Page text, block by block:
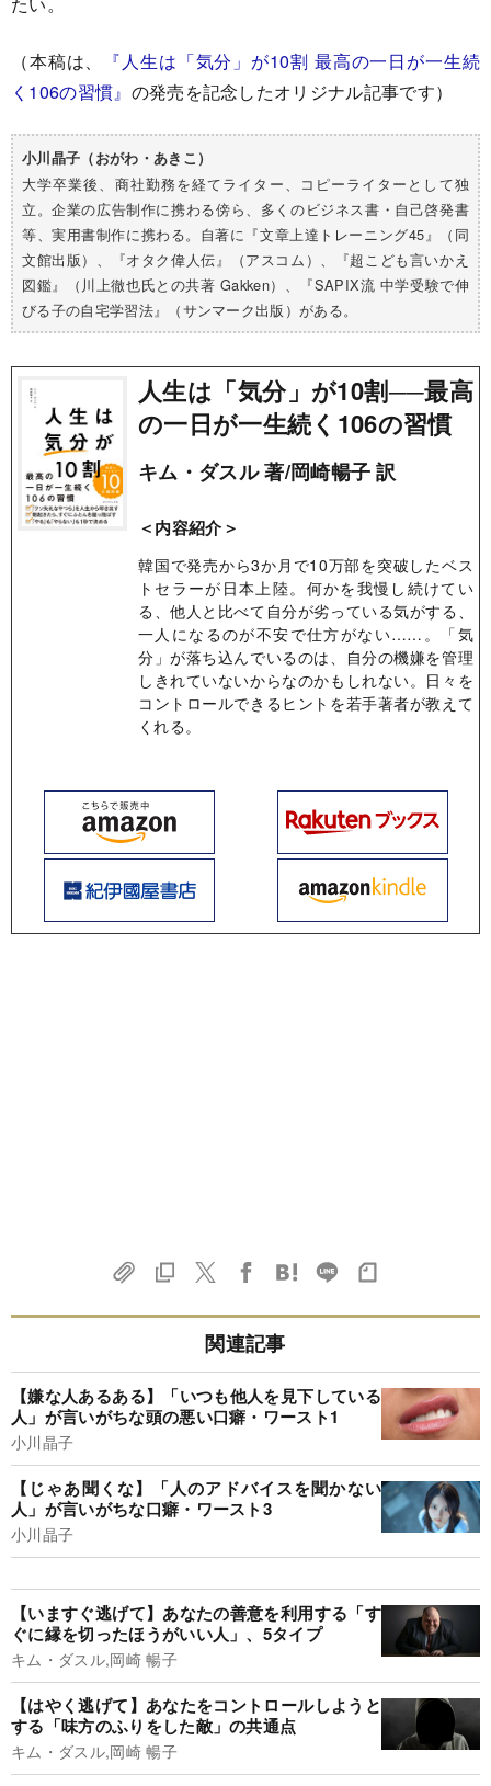
（本稿は、
『人生は「気分」が10割 最高の一日が一生続
く106の習慣』 の発売を記念したオリジナル記事です）
小川晶子（おがわ・あきこ）
大学卒業後、商社勤務を経てライター、コピーライターとして独
立。企業の広告制作に携わる傍ら、多くのビジネス書・自己啓発書
等、実用書制作に携わる。自著に『文章上達トレーニング45』（同
文館出版）、『オタク偉人伝』（アスコム）、『超こども言いかえ
図鑑』（川上徹也氏との共著 Gakken）、『SAPIX流 中学受験で伸
びる子の自宅学習法』（サンマーク出版）がある。
人生は「気分」が10割──最高
の一日が一生続く106の習慣
キム・ダスル 著/岡崎暢子 訳
＜内容紹介＞
韓国で発売から3か月で10万部を突破したベス
トセラーが日本上陸。何かを我慢し続けてい
る、他人と比べて自分が劣っている気がする、
一人になるのが不安で仕方がない……。「気
分」が落ち込んでいるのは、自分の機嫌を管理
しきれていないからなのかもしれない。日々を
コントロールできるヒントを若手著者が教えて
くれる。
関連記事
【嫌な人あるある】「いつも他人を見下している
人」が言いがちな頭の悪い口癖・ワースト1
小川晶子
【じゃあ聞くな】「人のアドバイスを聞かない
人」が言いがちな口癖・ワースト3
小川晶子
【いますぐ逃げて】あなたの善意を利用する「す
ぐに縁を切ったほうがいい人」、5タイプ
キム・ダスル,岡崎 暢子
【はやく逃げて】あなたをコントロールしようと
する「味方のふりをした敵」の共通点
キム・ダスル,岡崎 暢子